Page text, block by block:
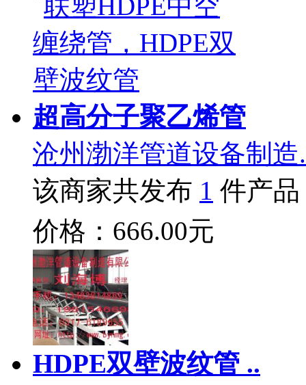
超高分子聚乙烯管
沧州渤洋管道设备制造
该商家共发布 1 件产品
价格：666.00元
HDPE双壁波纹管 ..